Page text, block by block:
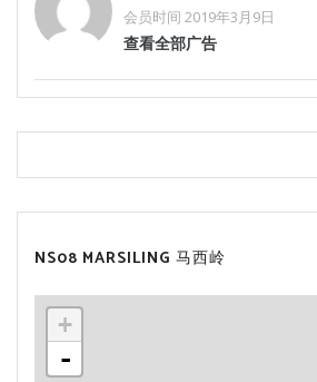
会员时间 2019年3月9日
查看全部广告
NS08 MARSILING 马西岭
+
-